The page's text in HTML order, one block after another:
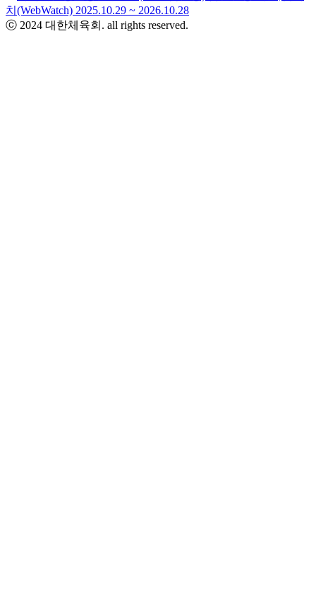
ⓒ 2024 대한체육회. all rights reserved.